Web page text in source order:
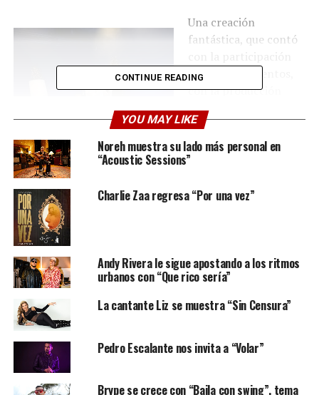
Una creación
fantástica, que contó
de grandes talentos,
con la producción
musical de Fabio
Pacheco del Refugio
Estudio, original de la
ciudad de
Lara, el venezolano
Yoelkeys, residenciado
en Miami y la mezcla del Ingeniero Juan Carlos Campos,
reconocido por sus destacados trabajos para
importantes artistas, apostando al proyecto de
Andreina Peralta, estrenado el 01 de diciembre.
Durante esta temporada, Peralta ha logrado participar
CONTINUE READING
YOU MAY LIKE
Noreh muestra su lado más personal en
“Acoustic Sessions”
Charlie Zaa regresa “Por una vez”
Andy Rivera le sigue apostando a los ritmos
urbanos con “Que rico sería”
La cantante Liz se muestra “Sin Censura”
Pedro Escalante nos invita a “Volar”
Brype se crece con “Baila con swing”, tema